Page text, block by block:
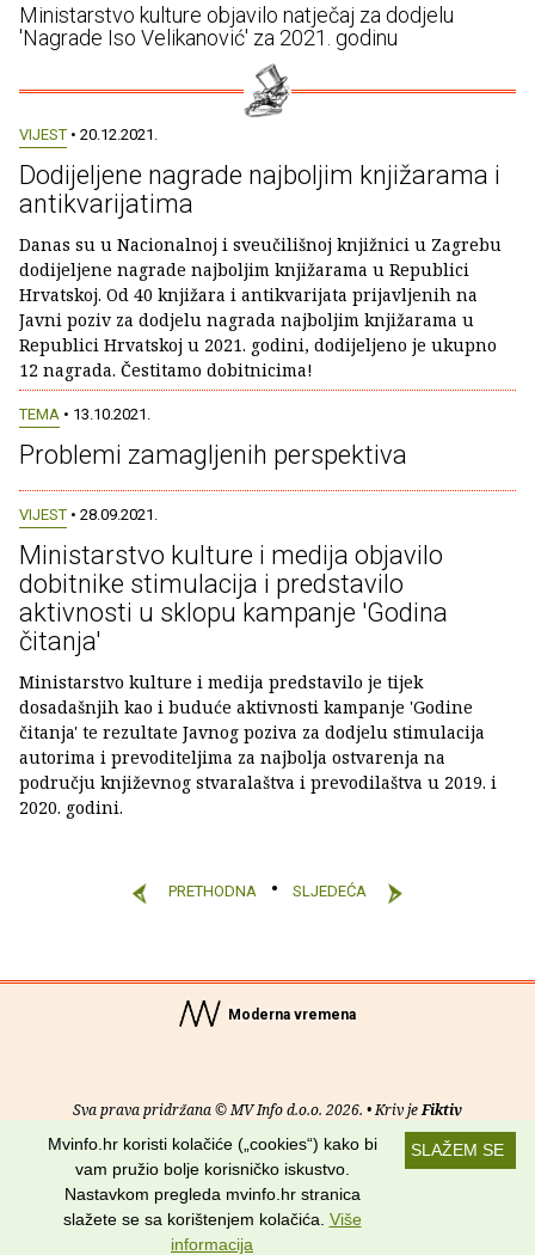
Ministarstvo kulture objavilo natječaj za dodjelu
'Nagrade Iso Velikanović' za 2021. godinu
VIJEST • 20.12.2021.
Dodijeljene nagrade najboljim knjižarama i
antikvarijatima
Danas su u Nacionalnoj i sveučilišnoj knjižnici u Zagrebu
dodijeljene nagrade najboljim knjižarama u Republici
Hrvatskoj. Od 40 knjižara i antikvarijata prijavljenih na
Javni poziv za dodjelu nagrada najboljim knjižarama u
Republici Hrvatskoj u 2021. godini, dodijeljeno je ukupno
12 nagrada. Čestitamo dobitnicima!
TEMA • 13.10.2021.
Problemi zamagljenih perspektiva
VIJEST • 28.09.2021.
Ministarstvo kulture i medija objavilo
dobitnike stimulacija i predstavilo
aktivnosti u sklopu kampanje 'Godina
čitanja'
Ministarstvo kulture i medija predstavilo je tijek
dosadašnjih kao i buduće aktivnosti kampanje 'Godine
čitanja' te rezultate Javnog poziva za dodjelu stimulacija
autorima i prevoditeljima za najbolja ostvarenja na
području književnog stvaralaštva i prevodilaštva u 2019. i
2020. godini.
PRETHODNA SLJEDEĆA
Moderna vremena
Sva prava pridržana © MV Info d.o.o. 2026. • Kriv jeFiktiv
Uvjeti korištenja RSS kanali
Potraži nas na:
SLAŽEM SE
Mvinfo.hr koristi kolačiće („cookies“) kako bi
vam pružio bolje korisničko iskustvo.
Nastavkom pregleda mvinfo.hr stranica
slažete se sa korištenjem kolačića. Više
informacija